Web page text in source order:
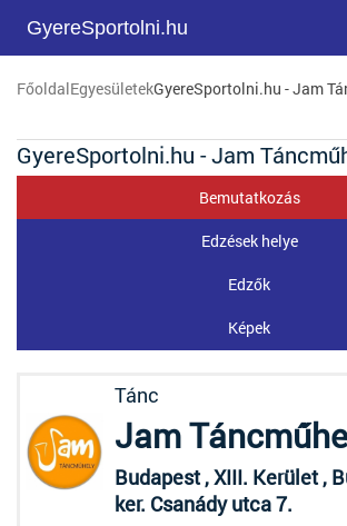
GyereSportolni.hu
FőoldalEgyesületekGyereSportolni.hu - Jam
GyereSportolni.hu - Jam
Bemutatkozás
Edzések helye
Edzők
Képek
Tánc
Jam
Budapest , XIII. Kerület ,
ker. Csanády utca 7.